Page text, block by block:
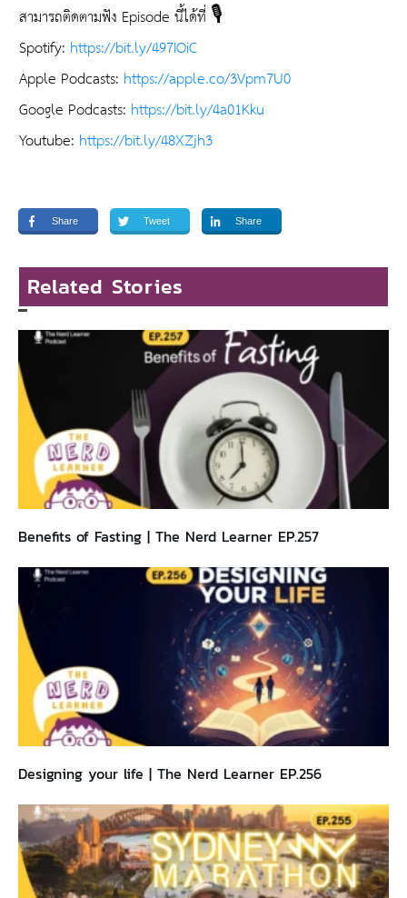
สามารถติดตามฟัง Episode นี้ได้ที่ 🎙
Spotify: https://bit.ly/497IOiC
Apple Podcasts: https://apple.co/3Vpm7U0
Google Podcasts: https://bit.ly/4a01Kku
Youtube: https://bit.ly/48XZjh3
Share Tweet Share
Related Stories
Benefits of Fasting | The Nerd Learner EP.257
Designing your life | The Nerd Learner EP.256